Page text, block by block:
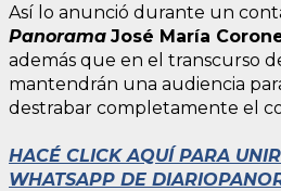
Así lo anunció durante un
Panorama José María
además que en el transcurso
mantendrán una audiencia
destrabar completamente el
HACÉ CLICK AQUÍ PARA
WHATSAPP DE